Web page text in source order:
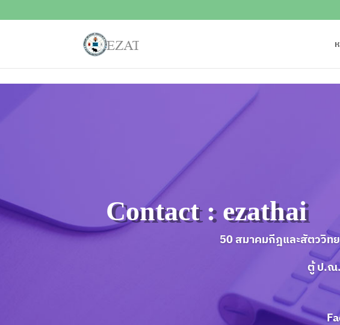
Contact : ezathai
50 สมาคมกีฎและสัตววิทย
ตู้ ป.ณ.